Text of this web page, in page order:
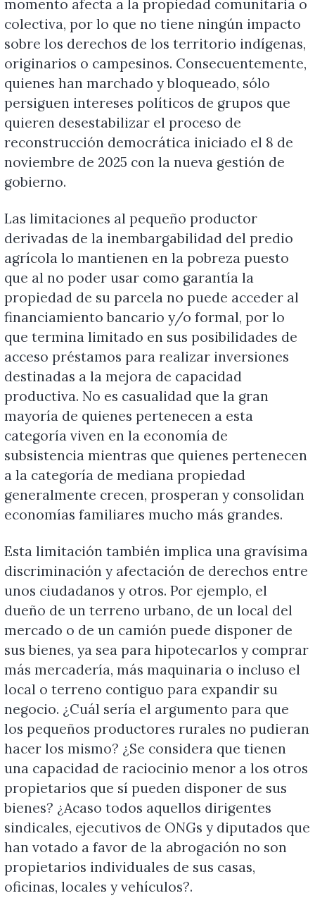
momento afecta a la propiedad comunitaria o
colectiva, por lo que no tiene ningún impacto
sobre los derechos de los territorio indígenas,
originarios o campesinos. Consecuentemente,
quienes han marchado y bloqueado, sólo
persiguen intereses políticos de grupos que
quieren desestabilizar el proceso de
reconstrucción democrática iniciado el 8 de
noviembre de 2025 con la nueva gestión de
gobierno.
Las limitaciones al pequeño productor
derivadas de la inembargabilidad del predio
agrícola lo mantienen en la pobreza puesto
que al no poder usar como garantía la
propiedad de su parcela no puede acceder al
financiamiento bancario y/o formal, por lo
que termina limitado en sus posibilidades de
acceso préstamos para realizar inversiones
destinadas a la mejora de capacidad
productiva. No es casualidad que la gran
mayoría de quienes pertenecen a esta
categoría viven en la economía de
subsistencia mientras que quienes pertenecen
a la categoría de mediana propiedad
generalmente crecen, prosperan y consolidan
economías familiares mucho más grandes.
Esta limitación también implica una gravísima
discriminación y afectación de derechos entre
unos ciudadanos y otros. Por ejemplo, el
dueño de un terreno urbano, de un local del
mercado o de un camión puede disponer de
sus bienes, ya sea para hipotecarlos y comprar
más mercadería, más maquinaria o incluso el
local o terreno contiguo para expandir su
negocio. ¿Cuál sería el argumento para que
los pequeños productores rurales no pudieran
hacer los mismo? ¿Se considera que tienen
una capacidad de raciocinio menor a los otros
propietarios que sí pueden disponer de sus
bienes? ¿Acaso todos aquellos dirigentes
sindicales, ejecutivos de ONGs y diputados que
han votado a favor de la abrogación no son
propietarios individuales de sus casas,
oficinas, locales y vehículos?.